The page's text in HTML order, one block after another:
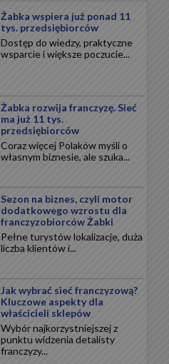
Żabka wspiera już ponad 11
tys. przedsiębiorców
Dostęp do wiedzy, praktyczne
wsparcie i większe poczucie...
Żabka rozwija franczyzę. Sieć
ma już 11 tys.
przedsiębiorców
Coraz więcej Polaków myśli o
własnym biznesie, ale szuka...
Sezon na biznes, czyli motor
dodatkowego wzrostu dla
franczyzobiorców Żabki
Pełne turystów lokalizacje, duża
liczba klientów i...
Jak wybrać sieć franczyzową?
Kluczowe aspekty dla
właścicieli sklepów
Wybór najkorzystniejszej z
punktu widzenia detalisty
franczyzy...